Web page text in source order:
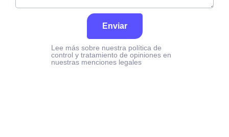
Enviar
Lee más sobre nuestra política de
control y tratamiento de opiniones en
nuestras menciones legales